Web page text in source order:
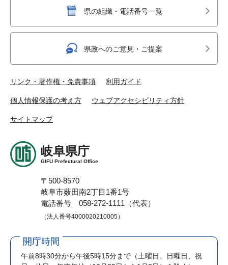
県の組織・電話番号一覧
県政へのご意見・ご提案
リンク・著作権・免責事項 利用ガイド
個人情報保護の考え方 ウェブアクセシビリティ方針
サイトマップ
岐阜県庁
GIFU Prefectural Office
〒500-8570
岐阜市薮田南2丁目1番1号
電話番号 058-272-1111（代表）
（法人番号4000020210005）
開庁時間
午前8時30分から午後5時15分まで （土曜日、日曜日、祝